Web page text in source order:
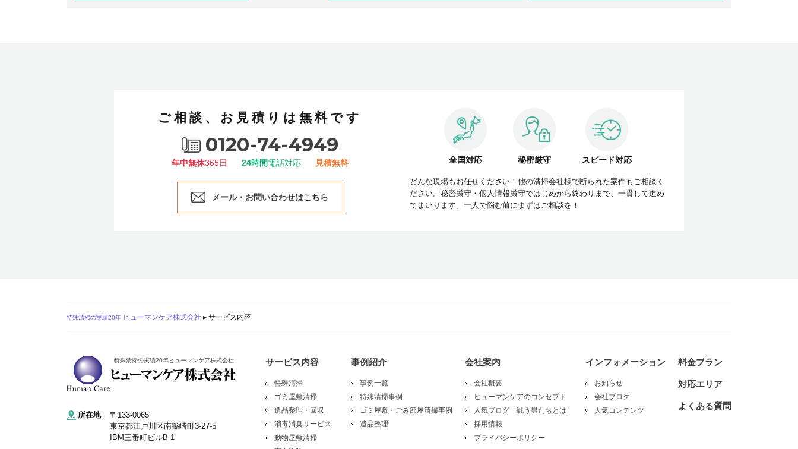
ご相談、お見積りは無料です
0120-74-4949
年中無休365日 24時間電話対応 見積無料
メール・お問い合わせはこちら
全国対応 秘密厳守 スピード対応
どんな現場もお任せください！他の清掃会社様で断られた案件もご相談く
ださい。秘密厳守・個人情報厳守ではじめから終わりまで、一貫して進め
てまいります。一人で悩む前にまずはご相談を！
特殊清掃の実績20年 ヒューマンケア株式会社 ▸ サービス内容
特殊清掃の実績20年ヒューマンケア株式会社
所在地
〒133-0065
東京都江戸川区南篠崎町3-27-5
IBM三番町ビルB-1
サービス内容
特殊清掃
ゴミ屋敷清掃
遺品整理・回収
消毒消臭サービス
動物屋敷清掃
事例紹介
事例一覧
特殊清掃事例
ゴミ屋敷・ごみ部屋清掃事例
遺品整理
会社案内
会社概要
ヒューマンケアのコンセプト
人気ブログ「戦う男たちとは」
採用情報
プライバシーポリシー
インフォメーション
お知らせ
会社ブログ
人気コンテンツ
料金プラン
対応エリア
よくある質問